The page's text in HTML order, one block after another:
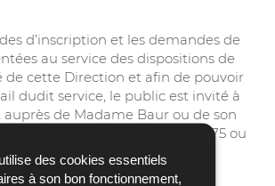
des cookies essentiels
à son bon fonctionnement,
d’inscription et les demandes de
au service des dispositions de
de cette Direction et afin de pouvoir
dudit service, le public est invité à
de Madame Baur ou de son
(Téléphone 247-80475 ou